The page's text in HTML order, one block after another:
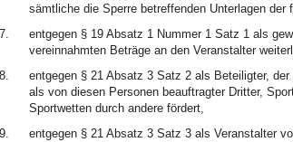
sämtliche die Sperre betreffenden Unterlagen
entgegen § 19 Absatz 1 Nummer 1 Satz 1 als
vereinnahmten Beträge an den Veranstalter
entgegen § 21 Absatz 3 Satz 2 als Beteiligter,
als von diesen Personen beauftragter Dritter,
Sportwetten durch andere fördert,
entgegen § 21 Absatz 3 Satz 3 als Veranstalter